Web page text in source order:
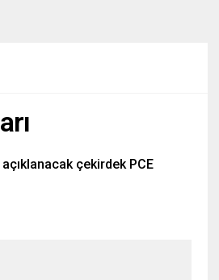
çekirdek PCE